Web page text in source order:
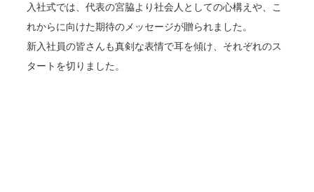
入社式では、代表の宮脇より社会人としての心構えや、こ
れからに向けた期待のメッセージが贈られました。
新入社員の皆さんも真剣な表情で耳を傾け、それぞれのス
タートを切りました。